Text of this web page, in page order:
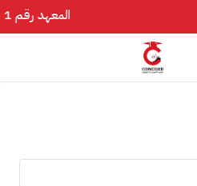
المعهد رقم 1 في تأسيس اللغة الإنجليزية